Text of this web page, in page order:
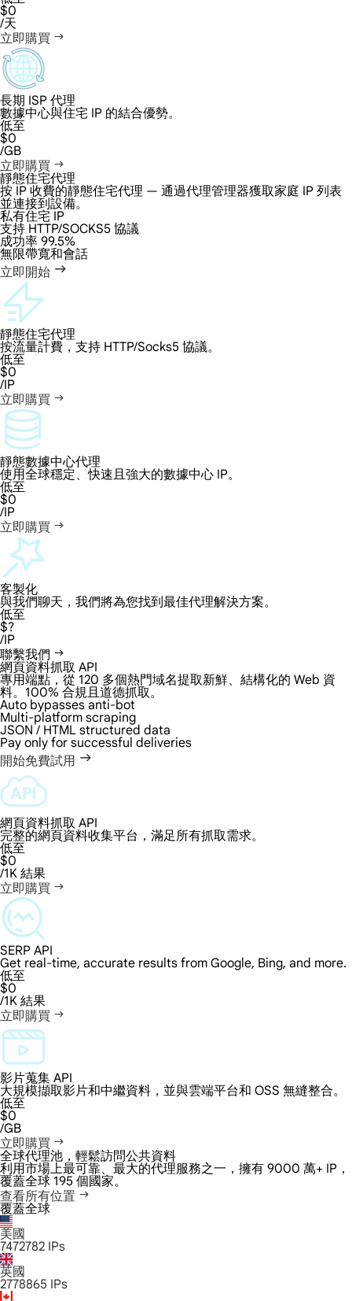
$0
/天
立即購買
長期 ISP 代理
數據中心與住宅 IP 的結合優勢。
低至
$0
/GB
立即購買
靜態住宅代理
按 IP 收費的靜態住宅代理 — 通過代理管理器獲取家庭 IP 列表
並連接到設備。
私有住宅 IP
支持 HTTP/SOCKS5 協議
成功率 99.5%
無限帶寬和會話
立即開始
靜態住宅代理
按流量計費，支持 HTTP/Socks5 協議。
低至
$0
/IP
立即購買
靜態數據中心代理
使用全球穩定、快速且強大的數據中心 IP。
低至
$0
/IP
立即購買
客製化
與我們聊天，我們將為您找到最佳代理解決方案。
低至
$?
/IP
聯繫我們
網頁資料抓取 API
專用端點，從 120 多個熱門域名提取新鮮、結構化的 Web 資
料。100% 合規且道德抓取。
Auto bypasses anti-bot
Multi-platform scraping
JSON / HTML structured data
Pay only for successful deliveries
開始免費試用
網頁資料抓取 API
完整的網頁資料收集平台，滿足所有抓取需求。
低至
$0
/1K 結果
立即購買
SERP API
Get real-time, accurate results from Google, Bing, and more.
低至
$0
/1K 結果
立即購買
影片蒐集 API
大規模擷取影片和中繼資料，並與雲端平台和 OSS 無縫整合。
低至
$0
/GB
立即購買
全球代理池，輕鬆訪問公共資料
利用市場上最可靠、最大的代理服務之一，擁有 9000 萬+ IP，
覆蓋全球 195 個國家。
查看所有位置
覆蓋全球
美國
7472782 IPs
英國
2778865 IPs